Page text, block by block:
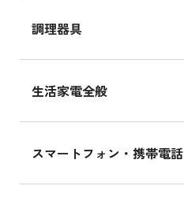
調理器具
生活家電全般
スマートフォン・携帯電話